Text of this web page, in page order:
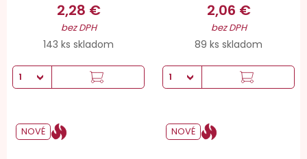
2,28 €
bez DPH
143 ks skladom
2,06 €
bez DPH
89 ks skladom
NOVÉ NOVÉ